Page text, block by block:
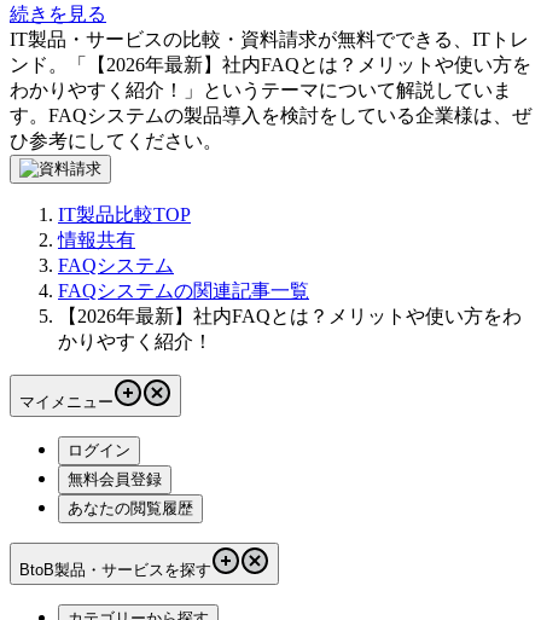
続きを見る
IT製品・サービスの比較・資料請求が無料でできる、ITトレ
ンド。「
【2026年最新】社内FAQとは？メリットや使い方を
わかりやすく紹介！
」というテーマについて解説していま
す。 FAQシステムの製品導入を検討をしている企業様は、ぜ
ひ参考にしてください。
IT製品比較TOP
情報共有
FAQシステム
FAQシステムの関連記事一覧
【2026年最新】社内FAQとは？メリットや使い方をわ
かりやすく紹介！
マイメニュー
ログイン
無料会員登録
あなたの閲覧履歴
BtoB製品・サービスを探す